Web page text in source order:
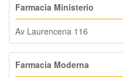
Farmacia Ministerio
Av Laurencena 116
Farmacia Moderna